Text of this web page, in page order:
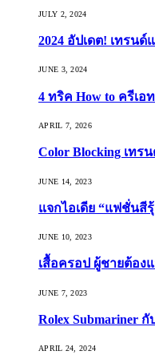
JULY 2, 2024
2024 อัปเดต! เทรน
JUNE 3, 2024
4 ทริค How to ครีเอ
APRIL 7, 2026
Color Blocking เทร
JUNE 14, 2023
แจกไอเดีย “แฟชั่นสี
JUNE 10, 2023
เสื้อครอป ผู้ชายต้อง
JUNE 7, 2023
Rolex Submariner
APRIL 24, 2024